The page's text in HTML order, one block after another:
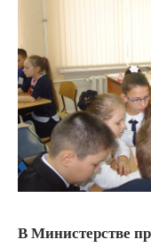
В Министерстве